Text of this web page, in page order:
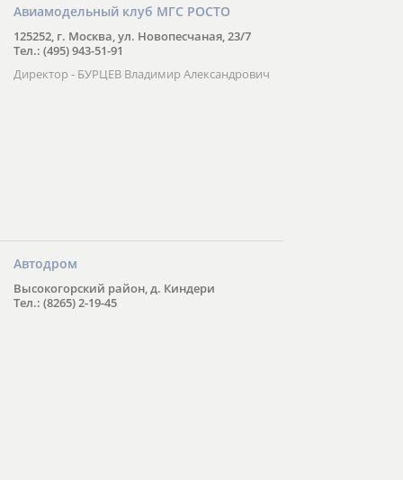
Авиамодельный клуб МГС РОСТО
125252, г. Москва, ул. Новопесчаная, 23/7
Тел.: (495) 943-51-91
Директор - БУРЦЕВ Владимир Александрович
Автодром
Высокогорский район, д. Киндери
Тел.: (8265) 2-19-45